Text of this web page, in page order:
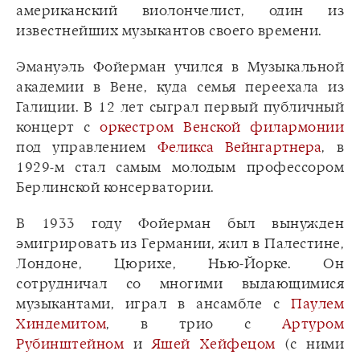
американский виолончелист, один из
известнейших музыкантов своего времени.
Эмануэль Фойерман учился в Музыкальной
академии в Вене, куда семья переехала из
Галиции. В 12 лет сыграл первый публичный
концерт с оркестром Венской филармонии
под управлением Феликса Вейнгартнера, в
1929-м стал самым молодым профессором
Берлинской консерватории.
В 1933 году Фойерман был вынужден
эмигрировать из Германии, жил в Палестине,
Лондоне, Цюрихе, Нью-Йорке. Он
сотрудничал со многими выдающимися
музыкантами, играл в ансамбле с Паулем
Хиндемитом, в трио с Артуром
Рубинштейном иЯшей Хейфецом (с ними